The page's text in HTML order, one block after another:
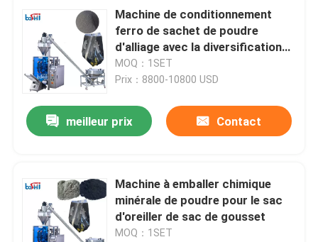
Machine de conditionnement
ferro de sachet de poudre
d'alliage avec la diversification
de sac
MOQ：1SET
Prix：8800-10800 USD
meilleur prix Contact
Machine à emballer chimique
minérale de poudre pour le sac
d'oreiller de sac de gousset
MOQ：1SET